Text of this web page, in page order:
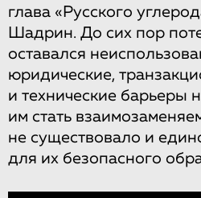
глава «Русского
Шадрин. До сих пор
оставался
юридические,
и технические барьеры
им стать
не существовало и
для их безопасного